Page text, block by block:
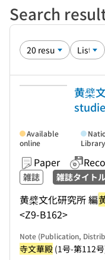
Search
黄檗
Paper
雑誌 雑誌タイト
黄檗文化研究所 編
<Z9-B162>
Available
online
Library
Note (Publication,
寺文華殿 (1号-第112